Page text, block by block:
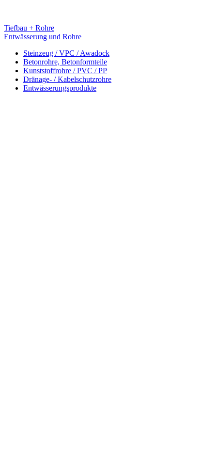
Tiefbau + Rohre
Entwässerung und Rohre
Steinzeug / VPC / Awadock
Betonrohre, Betonformteile
Kunststoffrohre / PVC / PP
Dränage- / Kabelschutzrohre
Entwässerungsprodukte